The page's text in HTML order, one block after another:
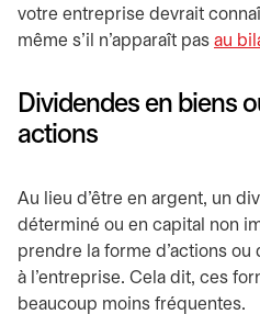
votre entreprise devrait
même s’il n’apparaît pas au
Dividendes en biens
actions
Au lieu d’être en argent, un
déterminé ou en capital non
prendre la forme d’actions
à l’entreprise. Cela dit, ces
beaucoup moins fréquentes.